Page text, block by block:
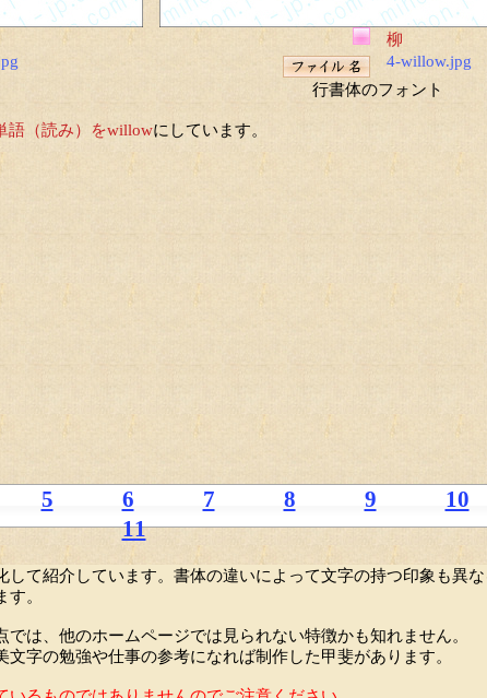
柳
4-willow.jpg
行書体のフォント
語（読み）をwillowにしています。
5 6 7 8 9 10
11
して紹介しています。書体の違いによって文字の持つ印象も異
。
は、他のホームページでは見られない特徴かも知れません。
字の勉強や仕事の参考になれば制作した甲斐があります。